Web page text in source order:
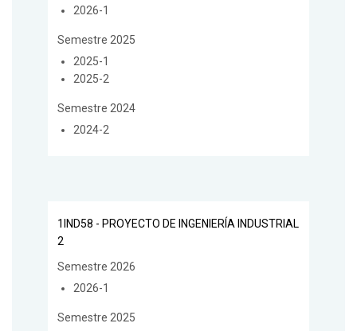
2026-1
Semestre 2025
2025-1
2025-2
Semestre 2024
2024-2
1IND58 - PROYECTO DE INGENIERÍA INDUSTRIAL
2
Semestre 2026
2026-1
Semestre 2025